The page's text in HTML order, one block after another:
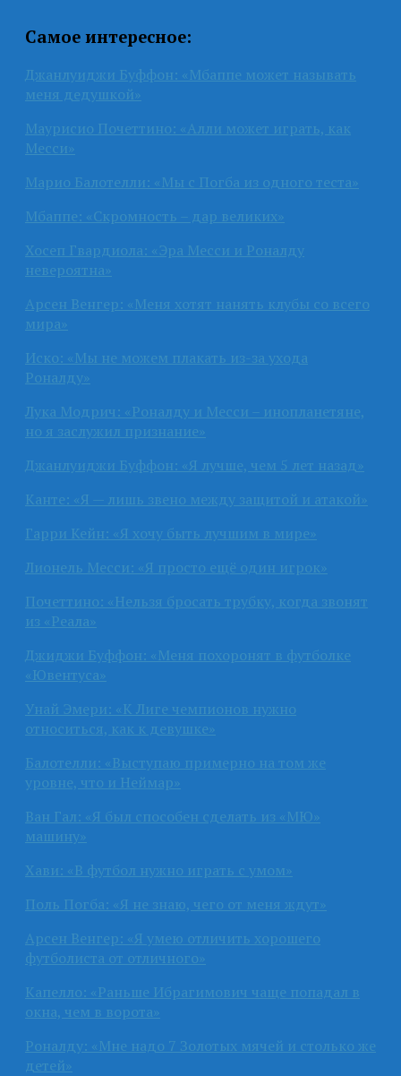
Самое интересное:
Джанлуиджи Буффон: «Мбаппе может называть
меня дедушкой»
Маурисио Почеттино: «Алли может играть, как
Месси»
Марио Балотелли: «Мы с Погба из одного теста»
Мбаппе: «Скромность – дар великих»
Хосеп Гвардиола: «Эра Месси и Роналду
невероятна»
Арсен Венгер: «Меня хотят нанять клубы со всего
мира»
Иско: «Мы не можем плакать из-за ухода
Роналду»
Лука Модрич: «Роналду и Месси – инопланетяне,
но я заслужил признание»
Джанлуиджи Буффон: «Я лучше, чем 5 лет назад»
Канте: «Я — лишь звено между защитой и атакой»
Гарри Кейн: «Я хочу быть лучшим в мире»
Лионель Месси: «Я просто ещё один игрок»
Почеттино: «Нельзя бросать трубку, когда звонят
из «Реала»
Джиджи Буффон: «Меня похоронят в футболке
«Ювентуса»
Унай Эмери: «К Лиге чемпионов нужно
относиться, как к девушке»
Балотелли: «Выступаю примерно на том же
уровне, что и Неймар»
Ван Гал: «Я был способен сделать из «МЮ»
машину»
Хави: «В футбол нужно играть с умом»
Поль Погба: «Я не знаю, чего от меня ждут»
Арсен Венгер: «Я умею отличить хорошего
футболиста от отличного»
Капелло: «Раньше Ибрагимович чаще попадал в
окна, чем в ворота»
Роналду: «Мне надо 7 Золотых мячей и столько же
детей»